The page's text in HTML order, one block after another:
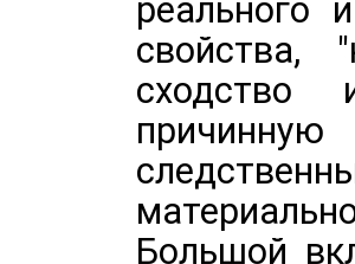
реального
свойства,
сходство
Большой